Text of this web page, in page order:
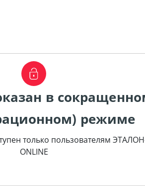
в
режиме
только пользователям
ONLINE